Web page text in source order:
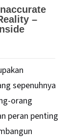
sepenuhnya
orang
peran penting